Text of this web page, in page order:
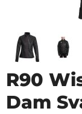
R90
Dam